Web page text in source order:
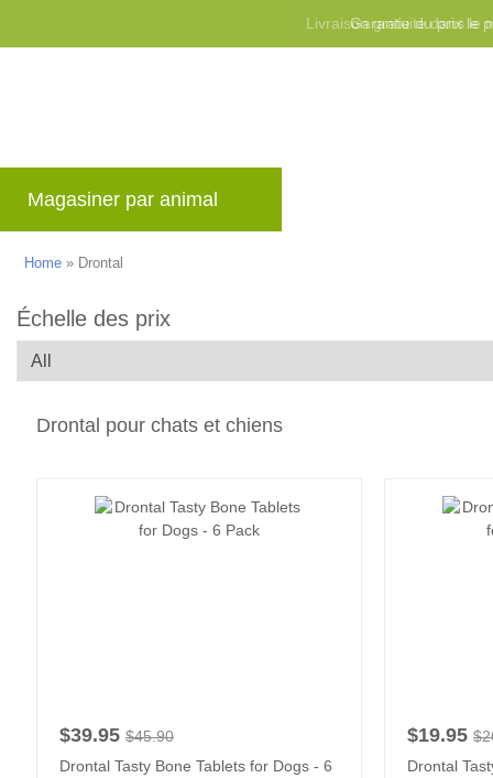
Livraison gratuite dans le
Magasiner par animal
Home » Drontal
Échelle des prix
Drontal pour chats et chiens
$39.95 $45.90
Drontal Tasty Bone Tablets for Dogs - 6
$19.95
Drontal